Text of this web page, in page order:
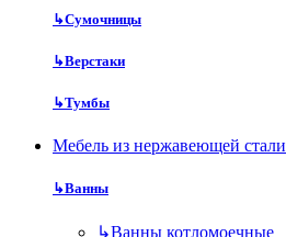
↳Сумочницы
↳Верстаки
↳Тумбы
Мебель из нержавеющей стали
↳Ванны
↳Ванны котломоечные